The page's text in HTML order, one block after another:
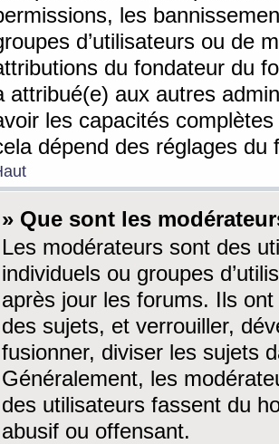
les
d’utilisateurs ou de
du fondateur du
attribué(e) aux autres
les capacités
dépend des réglages du
» Que sont les
Les modérateurs sont des
individuels ou groupes
après jour les forums. Ils ont
des sujets, et verrouiller,
fusionner, diviser les sujets
Généralement, les
des utilisateurs fassent du
abusif ou offensant.